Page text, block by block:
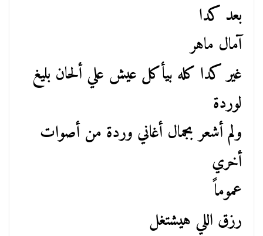
بعد كدا
آمال ماهر
غير كدا كله بيأكل عيش علي ألحان بليغ
لوردة
ولم أشعر بجمال أغاني وردة من أصوات
أخري
عموماً
رزق اللي هيشتغل